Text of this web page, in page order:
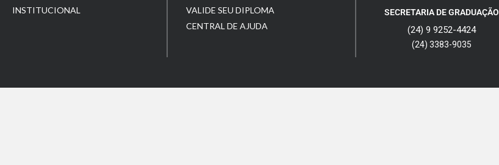
INSTITUCIONAL
VALIDE SEU DIPLOMA
CENTRAL DE AJUDA
SECRETARIA DE GRADUAÇÃO
(24) 9 9252-4424
(24) 3383-9035